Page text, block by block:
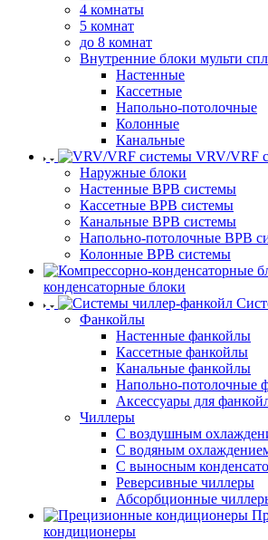
4 комнаты
5 комнат
до 8 комнат
Внутренние блоки мульти
Настенные
Кассетные
Напольно-потолочные
Колонные
Канальные
VRV/VRF
Наружные блоки
Настенные ВРВ системы
Кассетные ВРВ системы
Канальные ВРВ системы
Напольно-потолочные ВРВ
Колонные ВРВ системы
конденсаторные блоки
Фанкойлы
Настенные фанкойлы
Кассетные фанкойлы
Канальные фанкойлы
Напольно-потолочные
Аксессуары для
Чиллеры
С воздушным
С водяным
С выносным
Реверсивные чиллеры
Абсорбционные
кондиционеры